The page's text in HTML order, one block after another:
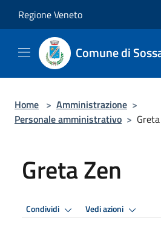
Regione Veneto
Comune di
Home > Amministrazione >
Personale amministrativo >
Greta Zen
Condividi Vedi azioni